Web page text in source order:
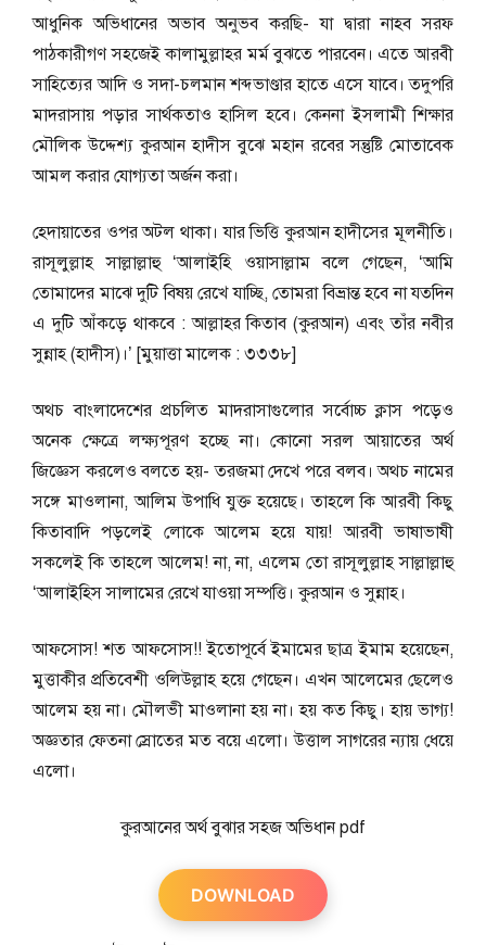
আধুনিক অভিধানের অভাব অনুভব করছি- যা দ্বারা নাহব সরফ
পাঠকারীগণ সহজেই কালামুল্লাহর মর্ম বুঝতে পারবেন। এতে আরবী
সাহিত্যের আদি ও সদা-চলমান শব্দভাণ্ডার হাতে এসে যাবে। তদুপরি
মাদরাসায় পড়ার সার্থকতাও হাসিল হবে। কেননা ইসলামী শিক্ষার
মৌলিক উদ্দেশ্য কুরআন হাদীস বুঝে মহান রবের সন্তুষ্টি মোতাবেক
আমল করার যোগ্যতা অর্জন করা।
হেদায়াতের ওপর অটল থাকা। যার ভিত্তি কুরআন হাদীসের মূলনীতি।
রাসূলুল্লাহ সাল্লাল্লাহু ‘আলাইহি ওয়াসাল্লাম বলে গেছেন, ‘আমি
তোমাদের মাঝে দুটি বিষয় রেখে যাচ্ছি, তোমরা বিভ্রান্ত হবে না যতদিন
এ দুটি আঁকড়ে থাকবে : আল্লাহর কিতাব (কুরআন) এবং তাঁর নবীর
সুন্নাহ (হাদীস)।’ [মুয়াত্তা মালেক : ৩৩৩৮]
অথচ বাংলাদেশের প্রচলিত মাদরাসাগুলোর সর্বোচ্চ ক্লাস পড়েও
অনেক ক্ষেত্রে লক্ষ্যপূরণ হচ্ছে না। কোনো সরল আয়াতের অর্থ
জিজ্ঞেস করলেও বলতে হয়- তরজমা দেখে পরে বলব। অথচ নামের
সঙ্গে মাওলানা, আলিম উপাধি যুক্ত হয়েছে। তাহলে কি আরবী কিছু
কিতাবাদি পড়লেই লোকে আলেম হয়ে যায়! আরবী ভাষাভাষী
সকলেই কি তাহলে আলেম! না, না, এলেম তো রাসূলুল্লাহ সাল্লাল্লাহু
‘আলাইহিস সালামের রেখে যাওয়া সম্পত্তি। কুরআন ও সুন্নাহ।
আফসোস! শত আফসোস!! ইতোপূর্বে ইমামের ছাত্র ইমাম হয়েছেন,
মুত্তাকীর প্রতিবেশী ওলিউল্লাহ হয়ে গেছেন। এখন আলেমের ছেলেও
আলেম হয় না। মৌলভী মাওলানা হয় না। হয় কত কিছু। হায় ভাগ্য!
অজ্ঞতার ফেতনা স্রোতের মত বয়ে এলো। উত্তাল সাগরের ন্যায় ধেয়ে
এলো।
কুরআনের অর্থ বুঝার সহজ অভিধান pdf
DOWNLOAD